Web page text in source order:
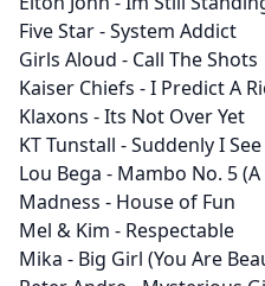
Five Star - System Addict
Girls Aloud - Call The Shots
Kaiser Chiefs - I Predict A
Klaxons - Its Not Over Yet
KT Tunstall - Suddenly I See
Lou Bega - Mambo No. 5
Madness - House of Fun
Mel & Kim - Respectable
Mika - Big Girl (You Are